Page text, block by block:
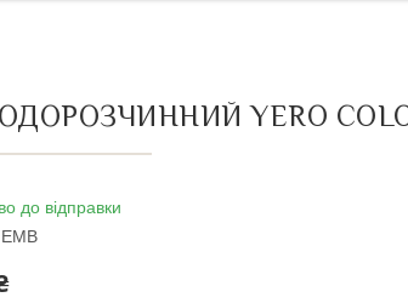
YERO
до відправки
ЕМВ